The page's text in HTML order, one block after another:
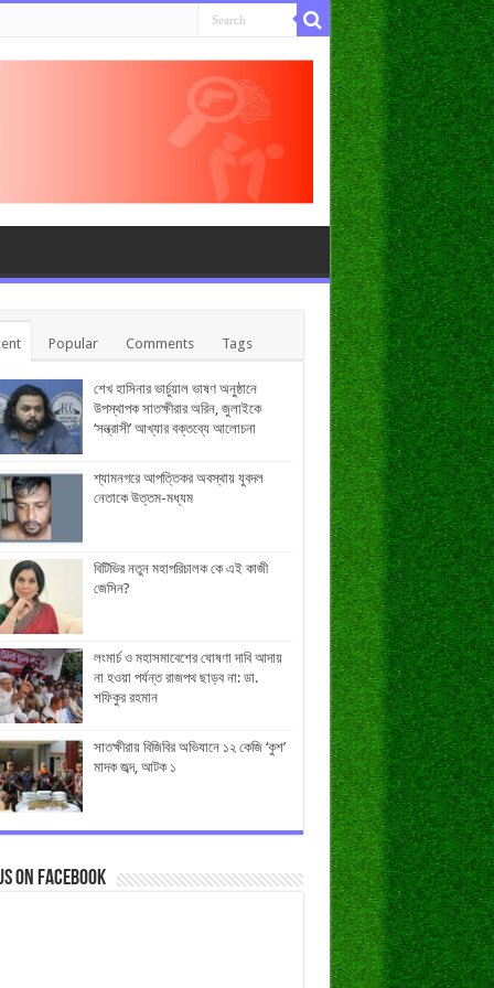
Popular Comments Tags
শেখ হাসিনার ভার্চুয়াল ভাষণ অনুষ্ঠানে
উপস্থাপক সাতক্ষীরার অরিন, জুলাইকে
‘সন্ত্রাসী’ আখ্যার বক্তব্যে আলোচনা
শ্যামনগরে আপত্তিকর অবস্থায় যুবদল
নেতাকে উত্তম-মধ্যম
বিটিভির নতুন মহাপরিচালক কে এই কাজী
জেসিন?
লংমার্চ ও মহাসমাবেশের ঘোষণা দাবি আদায়
না হওয়া পর্যন্ত রাজপথ ছাড়ব না: ডা.
শফিকুর রহমান
সাতক্ষীরায় বিজিবির অভিযানে ১২ কেজি ‘কুশ’
মাদক জব্দ, আটক ১
on Facebook